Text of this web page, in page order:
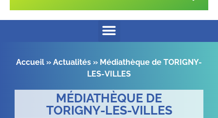
Accueil » Actualités » Médiathèque de TORIGNY-
LES-VILLES
MÉDIATHÈQUE DE
TORIGNY-LES-VILLES